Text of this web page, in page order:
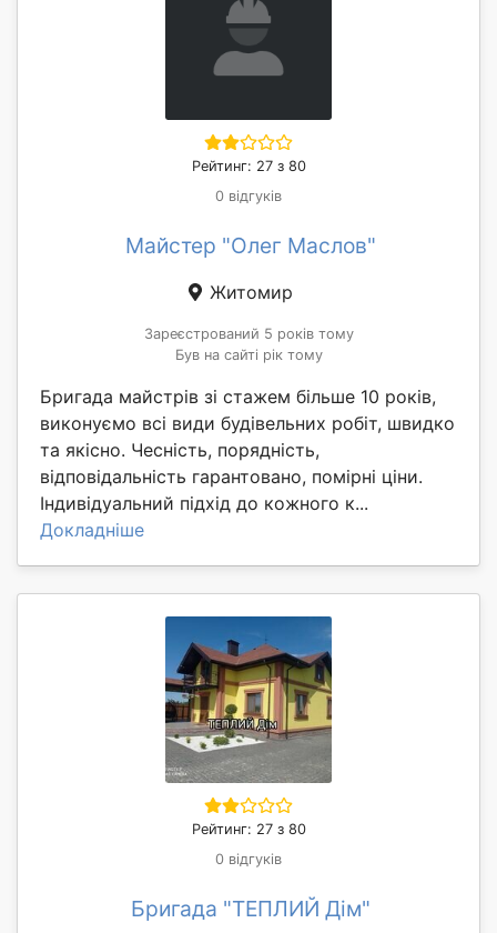
Рейтинг: 27 з 80
0 відгуків
Майстер "Олег Маслов"
Житомир
Зареєстрований 5 років тому
Був на сайті рік тому
Бригада майстрів зі стажем більше 10 років,
виконуємо всі види будівельних робіт, швидко
та якісно. Чесність, порядність,
відповідальність гарантовано, помірні ціни.
Індивідуальний підхід до кожного к...
Докладніше
Рейтинг: 27 з 80
0 відгуків
Бригада "ТЕПЛИЙ Дім"